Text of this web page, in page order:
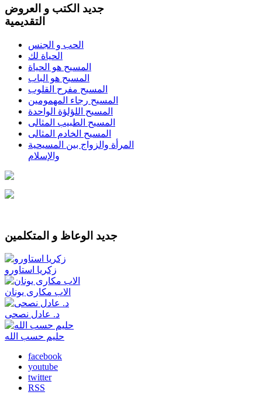
جديد الكتب و العروض
التقديمية
الحب و الجنس
الحياة لك
المسيح هو الحياة
المسيح هو الباب
المسيح مفرح القلوب
المسيح رجاء المهمومين
المسيح اللؤلؤة الواحدة
المسيح الطبيب المثالى
المسيح الخادم المثالى
المرأة والزواج بين المسيحية
والإسلام
جديد الوعاظ و المتكلمين
زكريا استاورو
الاب مكارى يونان
د. عادل نصحى
حليم حسب الله
facebook
youtube
twitter
RSS